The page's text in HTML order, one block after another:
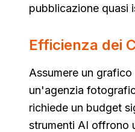
pubblicazione quasi
Efficienza dei
Assumere un
un'agenzia
richiede un budget
strumenti AI offrono